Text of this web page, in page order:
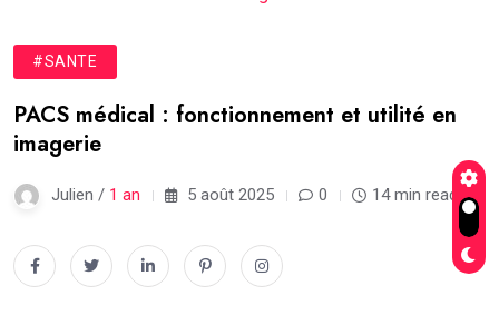
#SANTE
PACS médical : fonctionnement et utilité en
imagerie
Julien / 1 an 5 août 2025 0 14 min read